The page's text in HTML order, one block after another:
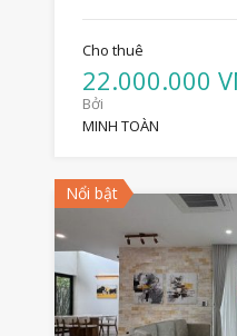
Cho thuê
22.000.000
Bởi
MINH TOÀN
Nổi bật